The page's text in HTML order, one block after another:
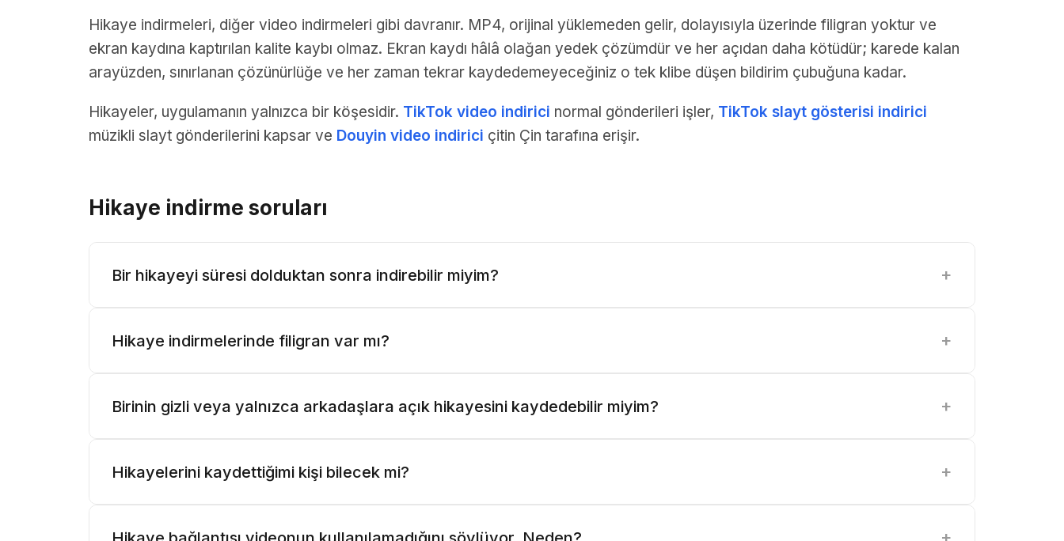
Hikaye indirmeleri, diğer video indirmeleri gibi davranır. MP4, orijinal yüklemeden gelir, dolayısıyla üzerinde filigran yoktur ve
ekran kaydına kaptırılan kalite kaybı olmaz. Ekran kaydı hâlâ olağan yedek çözümdür ve her açıdan daha kötüdür; karede kalan
arayüzden, sınırlanan çözünürlüğe ve her zaman tekrar kaydedemeyeceğiniz o tek klibe düşen bildirim çubuğuna kadar.
Hikayeler, uygulamanın yalnızca bir köşesidir. TikTok video indirici normal gönderileri işler, TikTok slayt gösterisi indirici
müzikli slayt gönderilerini kapsar ve Douyin video indirici çitin Çin tarafına erişir.
Hikaye indirme soruları
Bir hikayeyi süresi dolduktan sonra indirebilir miyim? +
Hikaye indirmelerinde filigran var mı? +
Birinin gizli veya yalnızca arkadaşlara açık hikayesini kaydedebilir miyim? +
Hikayelerini kaydettiğimi kişi bilecek mi? +